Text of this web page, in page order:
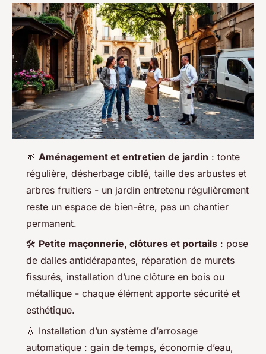
🌱 Aménagement et entretien de jardin : tonte
régulière, désherbage ciblé, taille des arbustes et
arbres fruitiers - un jardin entretenu régulièrement
reste un espace de bien-être, pas un chantier
permanent.
🛠️ Petite maçonnerie, clôtures et portails : pose
de dalles antidérapantes, réparation de murets
fissurés, installation d’une clôture en bois ou
métallique - chaque élément apporte sécurité et
esthétique.
💧 Installation d’un système d’arrosage
automatique : gain de temps, économie d’eau,